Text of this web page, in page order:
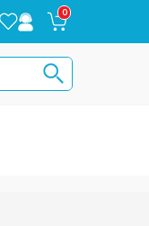
0